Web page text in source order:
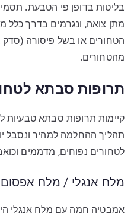
בליטות בדופן פי הטבעת.
מתן צואה, ונגרמים בדרך כלל
הטחורים או בשל פיסורה
מהטחורים.
תרופות סבתא
קיימות תרופות סבתא טבעיות
לטחורים נפוחים, מדממים
מלח אנגלי / מלח אפסום
אמבטיה חמה עם מלח אנגלי